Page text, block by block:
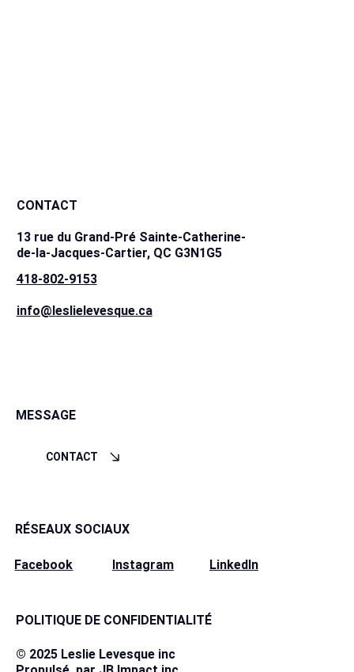
CONTACT
13 rue du Grand-Pré Sainte-Catherine-
de-la-Jacques-Cartier, QC G3N1G5
418-802-9153
info@leslielevesque.ca
RÉSEAUX SOCIAUX
Facebook Instagram LinkedIn
MESSAGE
CONTACT
POLITIQUE DE CONFIDENTIALITÉ
© 2025 Leslie Levesque inc